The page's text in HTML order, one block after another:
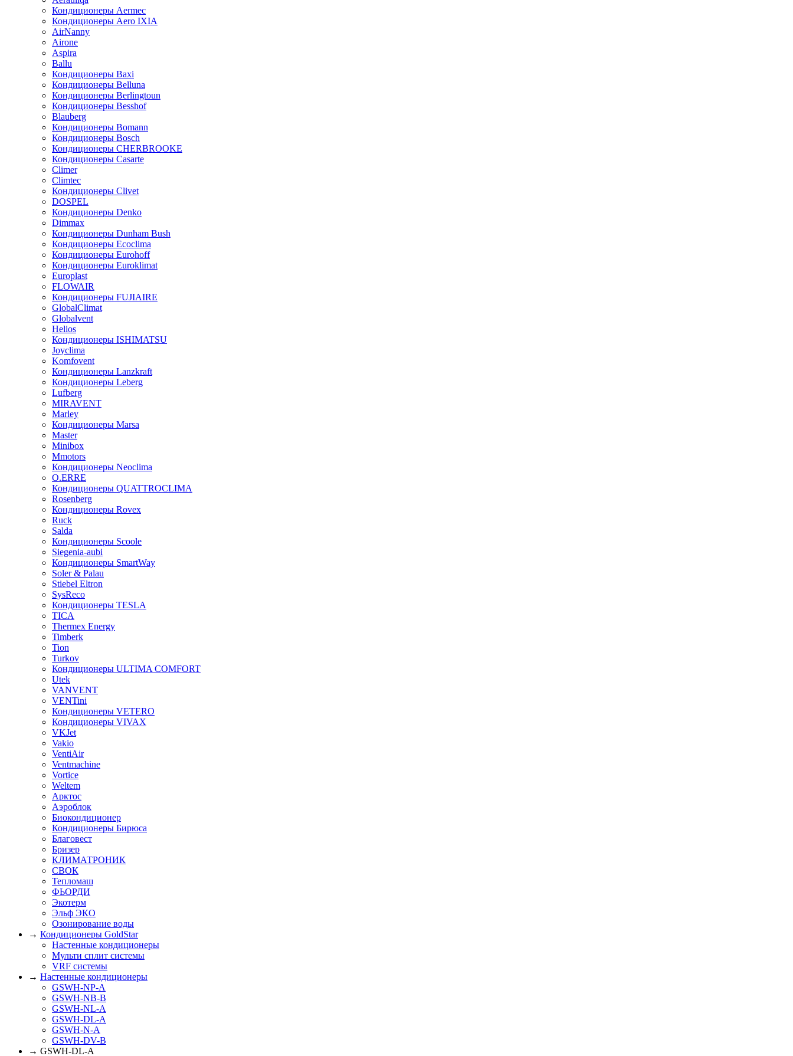
Кондиционеры Aermec
Кондиционеры Aero IXIA
AirNanny
Airone
Aspira
Ballu
Кондиционеры Baxi
Кондиционеры Belluna
Кондиционеры Berlingtoun
Кондиционеры Besshof
Blauberg
Кондиционеры Bomann
Кондиционеры Bosch
Кондиционеры CHERBROOKE
Кондиционеры Casarte
Climer
Climtec
Кондиционеры Clivet
DOSPEL
Кондиционеры Denko
Dimmax
Кондиционеры Dunham Bush
Кондиционеры Ecoclima
Кондиционеры Eurohoff
Кондиционеры Euroklimat
Europlast
FLOWAIR
Кондиционеры FUJIAIRE
GlobalClimat
Globalvent
Helios
Кондиционеры ISHIMATSU
Joyclima
Komfovent
Кондиционеры Lanzkraft
Кондиционеры Leberg
Lufberg
MIRAVENT
Marley
Кондиционеры Marsa
Master
Minibox
Mmotors
Кондиционеры Neoclima
O.ERRE
Кондиционеры QUATTROCLIMA
Rosenberg
Кондиционеры Rovex
Ruck
Salda
Кондиционеры Scoole
Siegenia-aubi
Кондиционеры SmartWay
Soler & Palau
Stiebel Eltron
SysReco
Кондиционеры TESLA
TICA
Thermex Energy
Timberk
Tion
Turkov
Кондиционеры ULTIMA COMFORT
Utek
VANVENT
VENTini
Кондиционеры VETERO
Кондиционеры VIVAX
VKJet
Vakio
VentiAir
Ventmachine
Vortice
Weltem
Арктос
Аэроблок
Биокондиционер
Кондиционеры Бирюса
Благовест
Бризер
КЛИМАТРОНИК
СВОК
Тепломаш
ФЬОРДИ
Экотерм
Эльф ЭКО
Озонирование воды
→ Кондиционеры GoldStar
Настенные кондиционеры
Мульти сплит системы
VRF системы
→ Настенные кондиционеры
GSWH-NP-A
GSWH-NB-B
GSWH-NL-A
GSWH-DL-A
GSWH-N-A
GSWH-DV-B
→ GSWH-DL-A